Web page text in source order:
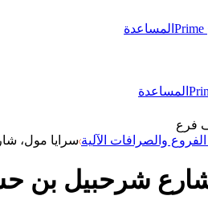
المساعدة
المساعدة
فرع
والصرافات الآلية سرايا مول،
شرحبيل بن